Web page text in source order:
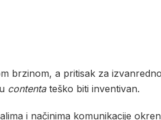
brzinom, a pritisak za
contentateško biti inventivan.
i načinima komunikacije